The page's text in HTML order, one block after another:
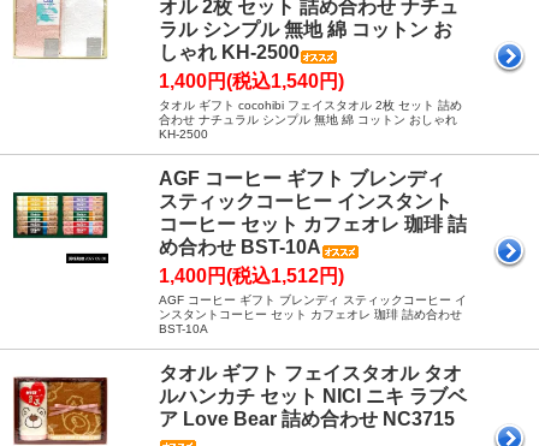
オル 2枚 セット 詰め合わせ ナチュ
ラル シンプル 無地 綿 コットン お
しゃれ KH-2500
1,400円(税込1,540円)
タオル ギフト cocohibi フェイスタオル 2枚 セット 詰め
合わせ ナチュラル シンプル 無地 綿 コットン おしゃれ
KH-2500
AGF コーヒー ギフト ブレンディ
スティックコーヒー インスタント
コーヒー セット カフェオレ 珈琲 詰
め合わせ BST-10A
1,400円(税込1,512円)
AGF コーヒー ギフト ブレンディ スティックコーヒー イ
ンスタントコーヒー セット カフェオレ 珈琲 詰め合わせ
BST-10A
タオル ギフト フェイスタオル タオ
ルハンカチ セット NICI ニキ ラブベ
ア Love Bear 詰め合わせ NC3715